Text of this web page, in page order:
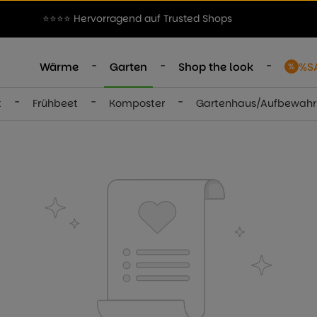
⭐⭐⭐⭐ Hervorragend auf Trusted Shops
Wärme - Garten - Shop the look -
- Frühbeet - Komposter - Gartenhaus/